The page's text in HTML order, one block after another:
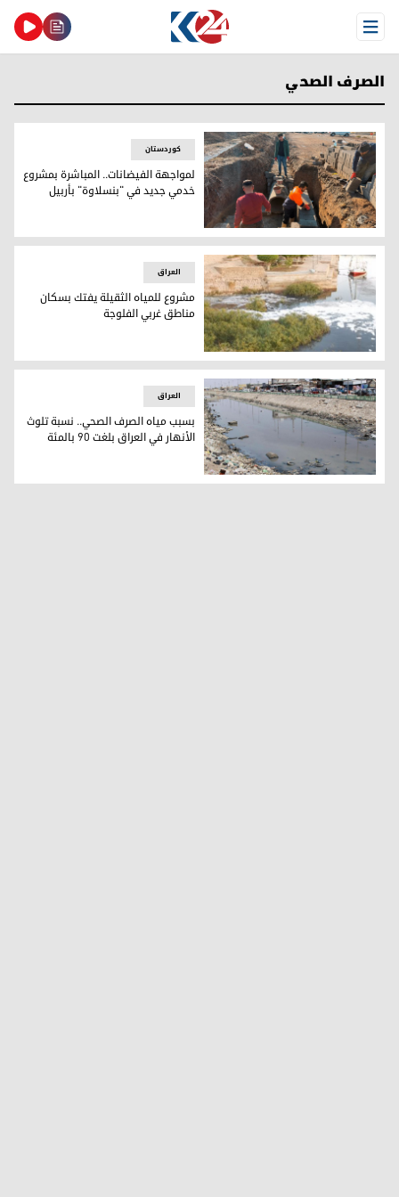
Open Menu
الصرف الصحي
لمواجهة الفيضانات.. المباشرة بمشروع خدمي جديد في
کوردستان
لمواجهة الفيضانات.. المباشرة بمشروع
خدمي جديد في "بنسلاوة" بأربيل
مشروع للمياه الثقيلة يفتك بسكان مناطق غربي الفلوجة
العراق
مشروع للمياه الثقيلة يفتك بسكان
مناطق غربي الفلوجة
بسبب مياه الصرف الصحي.. نسبة تلوث الأنهار في العراق بلغت 90‎ بالمئة
العراق
بسبب مياه الصرف الصحي.. نسبة تلوث
الأنهار في العراق بلغت 90‎ بالمئة